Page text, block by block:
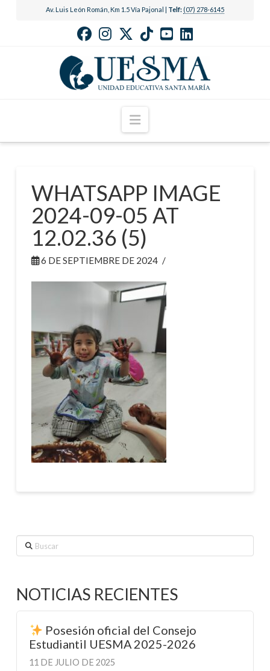
Av. Luis León Román, Km 1.5 Vía Pajonal | Telf: (07) 278-6145
Navigation
WHATSAPP IMAGE
2024-09-05 AT
12.02.36 (5)
6 DE SEPTIEMBRE DE 2024
Buscar
NOTICIAS RECIENTES
Posesión oficial del Consejo
Estudiantil UESMA 2025-2026
11 DE JULIO DE 2025